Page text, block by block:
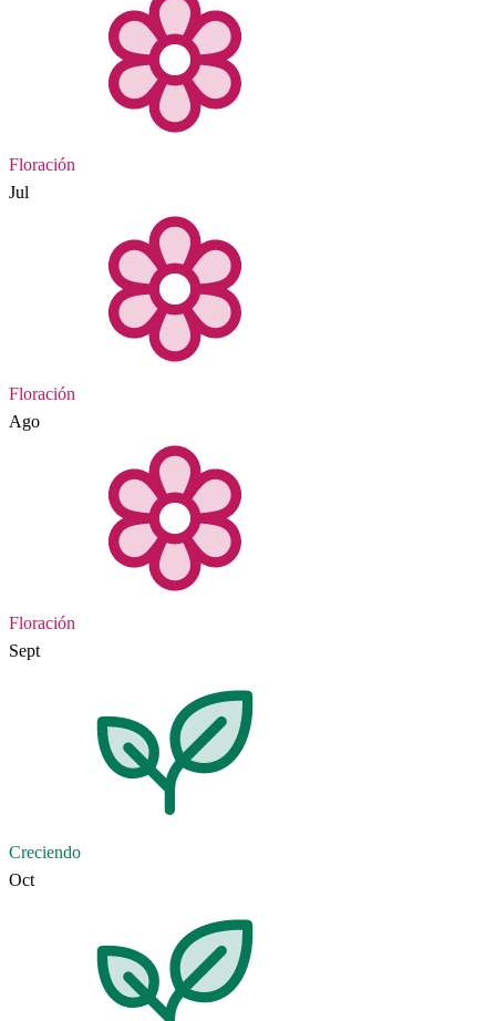
Floración
Jul
Floración
Ago
Floración
Sept
Creciendo
Oct